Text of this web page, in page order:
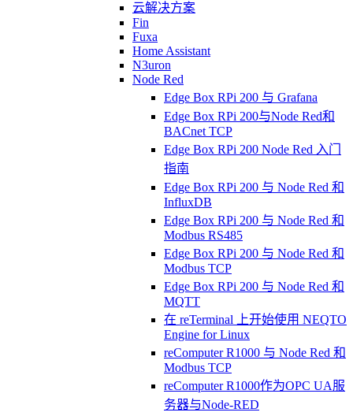
云解决方案
Fin
Fuxa
Home Assistant
N3uron
Node Red
Edge Box RPi 200 与 Grafana
Edge Box RPi 200与Node Red和
BACnet TCP
Edge Box RPi 200 Node Red 入门
指南
Edge Box RPi 200 与 Node Red 和
InfluxDB
Edge Box RPi 200 与 Node Red 和
Modbus RS485
Edge Box RPi 200 与 Node Red 和
Modbus TCP
Edge Box RPi 200 与 Node Red 和
MQTT
在 reTerminal 上开始使用 NEQTO
Engine for Linux
reComputer R1000 与 Node Red 和
Modbus TCP
reComputer R1000作为OPC UA服
务器与Node-RED